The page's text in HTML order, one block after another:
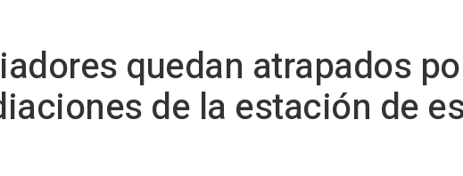
quedan atrapados
de la estación de